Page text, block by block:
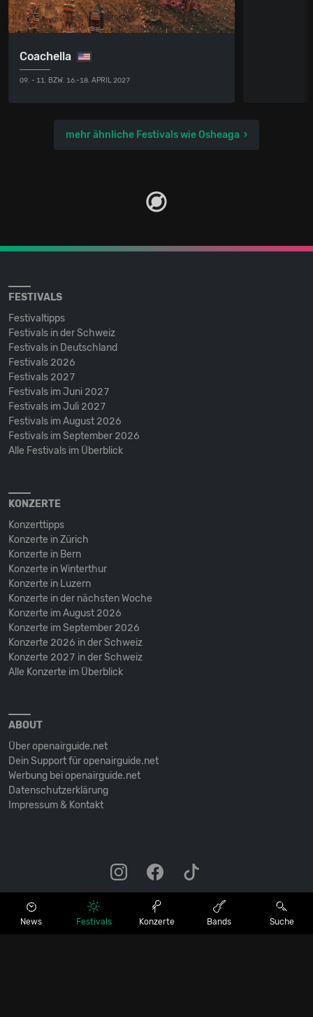
News Festivals Konzerte Bands Suche
Coachella
09. - 11. BZW. 16.-18. APRIL 2027
mehr ähnliche Festivals wie Osheaga
FESTIVALS
Festivaltipps
Festivals in der Schweiz
Festivals in Deutschland
Festivals 2026
Festivals 2027
Festivals im Juni 2027
Festivals im Juli 2027
Festivals im August 2026
Festivals im September 2026
Alle Festivals im Überblick
KONZERTE
Konzerttipps
Konzerte in Zürich
Konzerte in Bern
Konzerte in Winterthur
Konzerte in Luzern
Konzerte in der nächsten Woche
Konzerte im August 2026
Konzerte im September 2026
Konzerte 2026 in der Schweiz
Konzerte 2027 in der Schweiz
Alle Konzerte im Überblick
ABOUT
Über openairguide.net
Dein Support für openairguide.net
Werbung bei openairguide.net
Datenschutz­erklärung
Impressum & Kontakt